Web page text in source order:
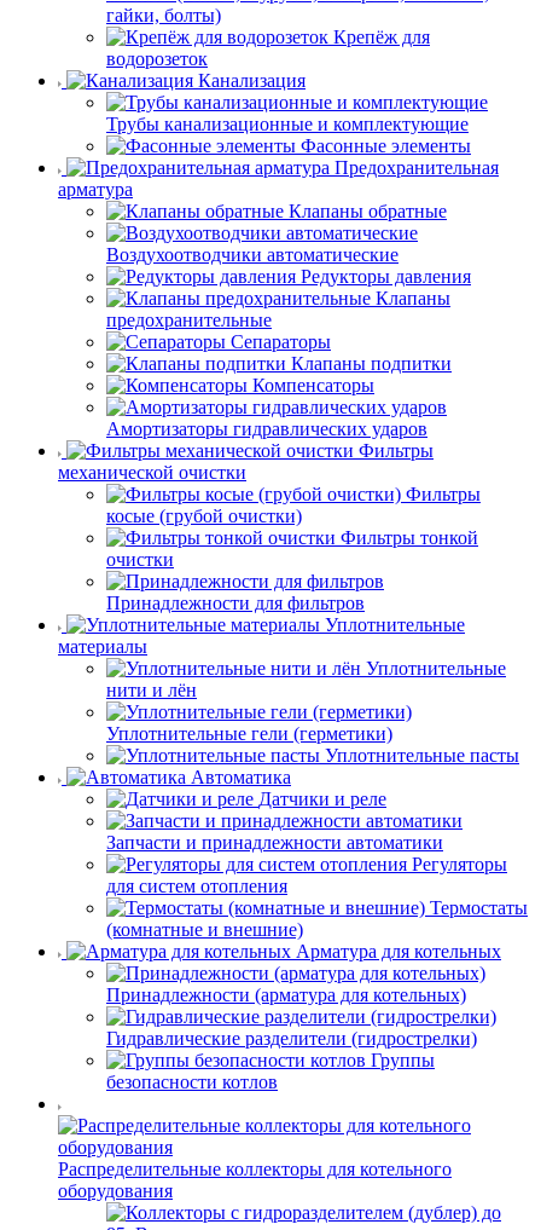
гайки, болты)
Крепёж для
водорозеток
Канализация
Трубы канализационные и комплектующие
Фасонные элементы
Предохранительная
арматура
Клапаны обратные
Воздухоотводчики автоматические
Редукторы давления
Клапаны
предохранительные
Сепараторы
Клапаны подпитки
Компенсаторы
Амортизаторы гидравлических ударов
Фильтры
механической очистки
Фильтры
косые (грубой очистки)
Фильтры тонкой
очистки
Принадлежности для фильтров
Уплотнительные
материалы
Уплотнительные
нити и лён
Уплотнительные гели (герметики)
Уплотнительные пасты
Автоматика
Датчики и реле
Запчасти и принадлежности автоматики
Регуляторы
для систем отопления
Термостаты
(комнатные и внешние)
Арматура для котельных
Принадлежности (арматура для котельных)
Гидравлические разделители (гидрострелки)
Группы
безопасности котлов
Распределительные коллекторы для котельного
оборудования